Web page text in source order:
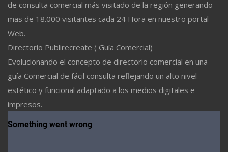
de consulta comercial más visitado de la región generando
mas de 18.000 visitantes cada 24 Hora en nuestro portal
Web.
Directorio Publirecreate ( Guía Comercial)
Evolucionando el concepto de directorio comercial en una
guía Comercial de fácil consulta reflejando un alto nivel
estético y funcional adaptado a los medios digitales e
impresos.